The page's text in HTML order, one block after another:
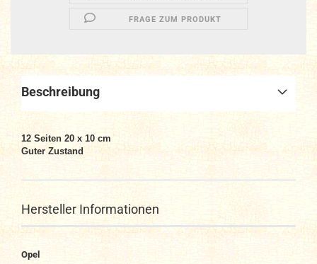
FRAGE ZUM PRODUKT
Beschreibung
12 Seiten 20 x 10 cm
Guter Zustand
Hersteller Informationen
Opel